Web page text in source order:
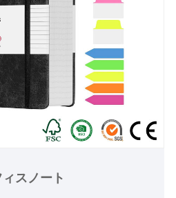
スノート